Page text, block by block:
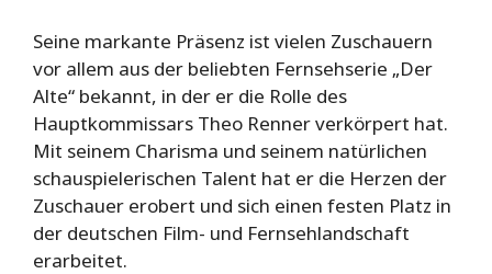
Seine markante Präsenz ist vielen Zuschauern
vor allem aus der beliebten Fernsehserie „Der
Alte“ bekannt, in der er die Rolle des
Hauptkommissars Theo Renner verkörpert hat.
Mit seinem Charisma und seinem natürlichen
schauspielerischen Talent hat er die Herzen der
Zuschauer erobert und sich einen festen Platz in
der deutschen Film- und Fernsehlandschaft
erarbeitet.